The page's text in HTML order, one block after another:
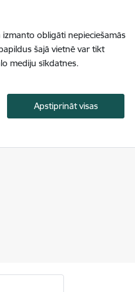
obligāti nepieciešamās
šajā vietnē var tikt
mediju sīkdatnes.
Apstiprināt visas